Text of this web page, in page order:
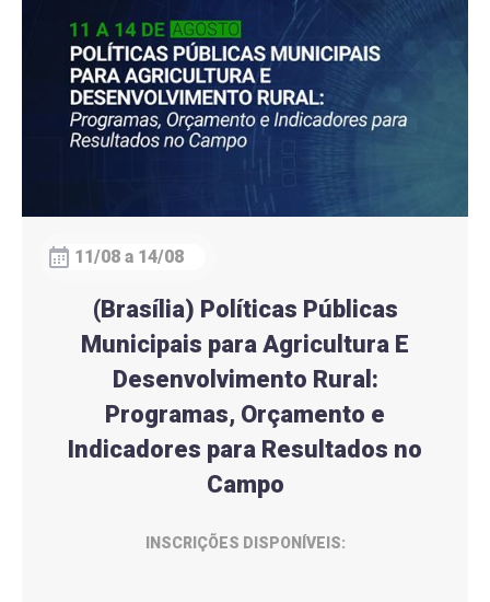
11/08 a 14/08
(Brasília) Políticas Públicas
Municipais para Agricultura E
Desenvolvimento Rural:
Programas, Orçamento e
Indicadores para Resultados no
Campo
INSCRIÇÕES DISPONÍVEIS: